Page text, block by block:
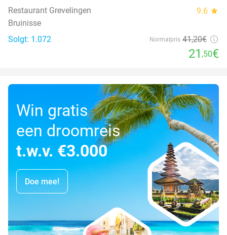
Restaurant Grevelingen 9.6 star
Bruinisse
Solgt: 1.072
Normalpris 41,20€
21 ,50€
Win gratis
een droomreis
t.w.v. €3.000
Doe mee!